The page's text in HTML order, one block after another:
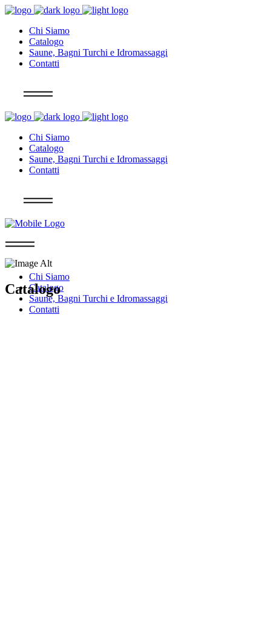
Chi Siamo
Catalogo
Saune, Bagni Turchi e Idromassaggi
Contatti
Chi Siamo
Catalogo
Saune, Bagni Turchi e Idromassaggi
Contatti
Chi Siamo
Catalogo
Saune, Bagni Turchi e Idromassaggi
Contatti
Catalogo